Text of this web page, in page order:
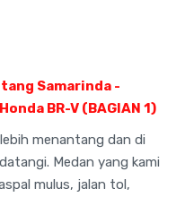
Samarinda -
BR-V (BAGIAN 1)
menantang dan di
Medan yang kami
mulus, jalan tol,